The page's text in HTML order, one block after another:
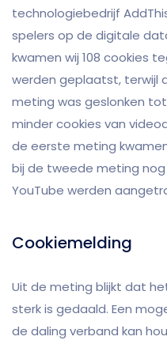
technologiebedrijf
spelers op de digitale
kwamen wij 108 cookies
werden geplaatst, terwijl
meting was geslonken
minder cookies van
de eerste meting
bij de tweede meting
YouTube werden
Cookiemelding
Uit de meting blijkt dat
sterk is gedaald. Een
de daling verband kan